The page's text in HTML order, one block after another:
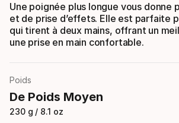
Une poignée plus longue vous donne
et de prise d’effets. Elle est parfaite
qui tirent à deux mains, offrant un
une prise en main confortable.
Poids
De Poids Moyen
230 g / 8.1 oz